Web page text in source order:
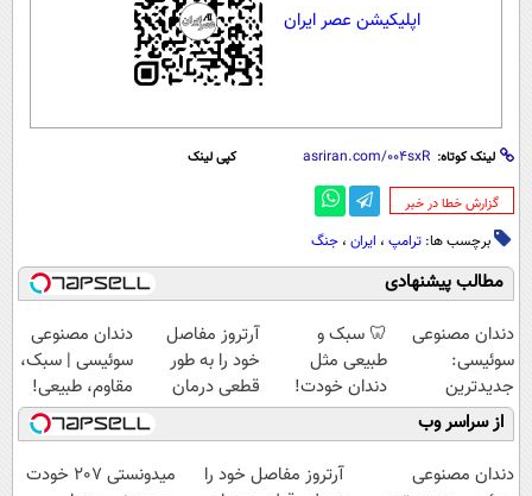
اپلیکیشن عصر ایران
لینک کوتاه: کپی لینک
‌گزارش خطا در خبر
برچسب ها: ترامپ ، ایران ، جنگ
مطالب پیشنهادی
دندان مصنوعی
سوئیسی:
جدیدترین
فناوری اروپا،
سبک و مقاوم |
پرداخت قسطی
🦷 سبک و
طبیعی مثل
دندان خودت!
نصب آسان و
پرداخت اقساطی
💳 📍 تهران
آرتروز مفاصل
خود را به طور
قطعی درمان
کنید!
◗پرسش‌نامه◖
دندان مصنوعی
سوئیسی | سبک،
مقاوم، طبیعی!
ویزیت
رایگان+پرداخت
اقساطی😍
از سراسر وب
دندان مصنوعی
آرتروز مفاصل خود را
میدونستی 207 خودت